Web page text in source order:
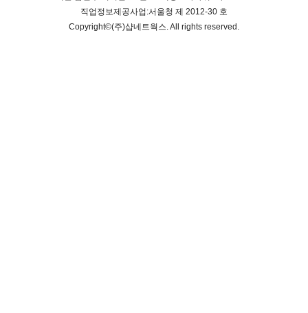
직업정보제공사업:서울청 제 2012-30 호
Copyright©(주)샵네트웍스. All rights reserved.